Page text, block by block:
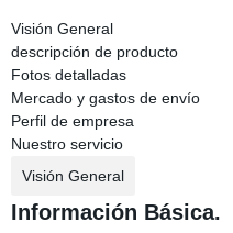
Visión General
descripción de producto
Fotos detalladas
Mercado y gastos de envío
Perfil de empresa
Nuestro servicio
Visión General
Información Básica.